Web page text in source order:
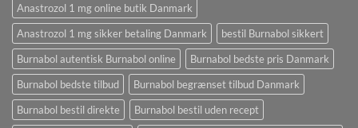
Anastrozol 1 mg online butik Danmark
Anastrozol 1 mg sikker betaling Danmark
bestil Burnabol sikkert
Burnabol autentisk Burnabol online
Burnabol bedste pris Danmark
Burnabol bedste tilbud
Burnabol begrænset tilbud Danmark
Burnabol bestil direkte
Burnabol bestil uden recept